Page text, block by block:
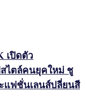
เปิดตัว
ไตล์คนยุคใหม่ ชู
แฟชั่นเลนส์ปลี่ยนสี